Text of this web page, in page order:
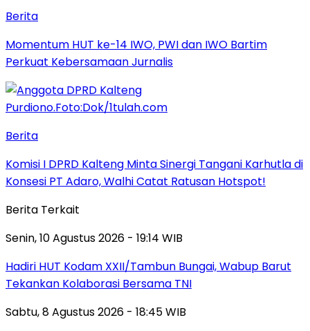
Berita
Momentum HUT ke-14 IWO, PWI dan IWO Bartim
Perkuat Kebersamaan Jurnalis
Berita
Komisi I DPRD Kalteng Minta Sinergi Tangani Karhutla di
Konsesi PT Adaro, Walhi Catat Ratusan Hotspot!
Berita Terkait
Senin, 10 Agustus 2026 - 19:14 WIB
Hadiri HUT Kodam XXII/Tambun Bungai, Wabup Barut
Tekankan Kolaborasi Bersama TNI
Sabtu, 8 Agustus 2026 - 18:45 WIB